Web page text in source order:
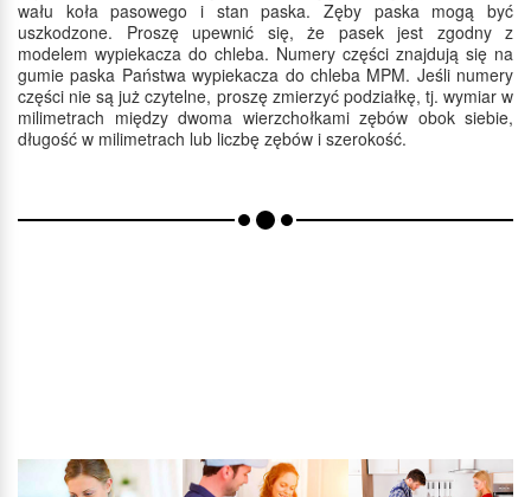
wału koła pasowego i stan paska. Zęby paska mogą być
uszkodzone. Proszę upewnić się, że pasek jest zgodny z
modelem wypiekacza do chleba. Numery części znajdują się na
gumie paska Państwa wypiekacza do chleba MPM. Jeśli numery
części nie są już czytelne, proszę zmierzyć podziałkę, tj. wymiar w
milimetrach między dwoma wierzchołkami zębów obok siebie,
długość w milimetrach lub liczbę zębów i szerokość.